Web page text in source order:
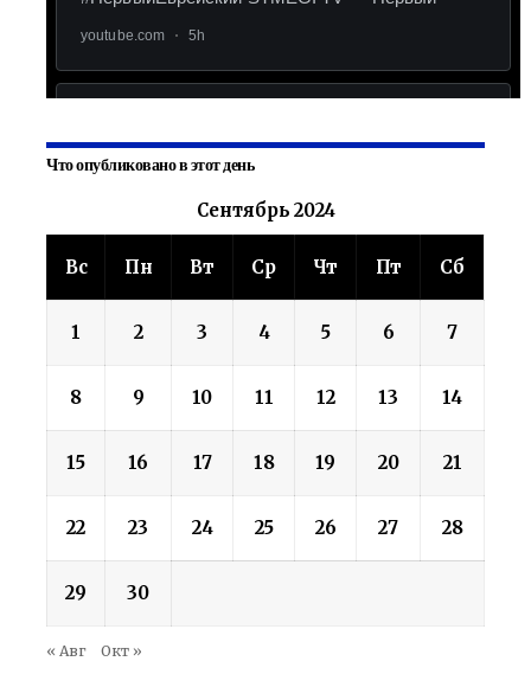
Что опубликовано в этот день
Сентябрь 2024
Вс Пн Вт Ср Чт Пт Сб
1 2 3 4 5 6 7
8 9 10 11 12 13 14
15 16 17 18 19 20 21
22 23 24 25 26 27 28
29 30
« Авг Окт »